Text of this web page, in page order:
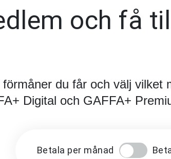
och få
du får och välj vilket
Digital och GAFFA+
Betala per månad